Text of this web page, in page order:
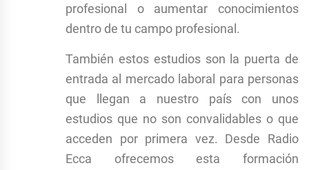
profesional o aumentar conocimientos
dentro de tu campo profesional.
También estos estudios son la puerta de
entrada al mercado laboral para personas
que llegan a nuestro país con unos
estudios que no son convalidables o que
acceden por primera vez. Desde Radio
Ecca ofrecemos esta formación